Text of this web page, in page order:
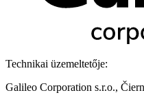
Technikai üzemeltetője:
Galileo Corporation s.r.o.,